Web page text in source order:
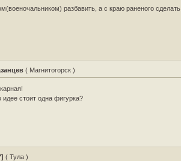
разбавить, а с краю раненого сделать
( Магнитогорск )
идее стоит одна фигурка?
( Тула )